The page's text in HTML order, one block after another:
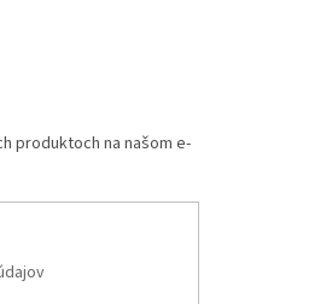
produktoch na našom e-